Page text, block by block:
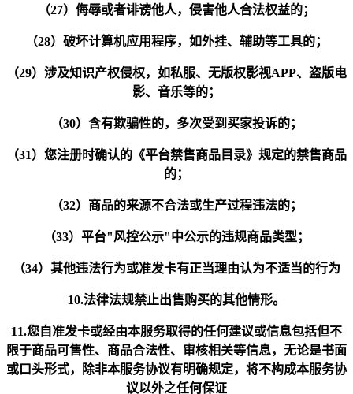
（27）侮辱或者诽谤他人，侵害他人合法权益的；
（28）破坏计算机应用程序，如外挂、辅助等工具的；
（29）涉及知识产权侵权，如私服、无版权影视APP、盗版电
影、音乐等的；
（30）含有欺骗性的，多次受到买家投诉的；
（31）您注册时确认的 《平台禁售商品目录》 规定的禁售商品
的；
（32）商品的来源不合法或生产过程违法的；
（33）平台"风控公示"中公示的违规商品类型；
（34）其他违法行为或准发卡有正当理由认为不适当的行为
10.法律法规禁止出售购买的其他情形。
11.您自准发卡或经由本服务取得的任何建议或信息包括但不
限于商品可售性、商品合法性、审核相关等信息，无论是书面
或口头形式，除非本服务协议有明确规定，将不构成本服务协
议以外之任何保证